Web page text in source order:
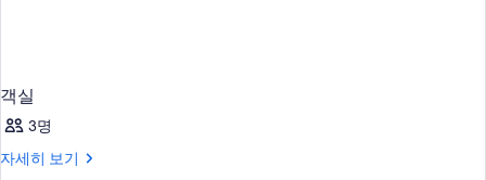
객실
3명
자세히 보기
객